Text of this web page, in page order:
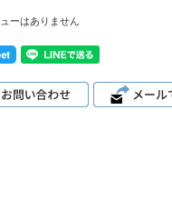
ーはありません